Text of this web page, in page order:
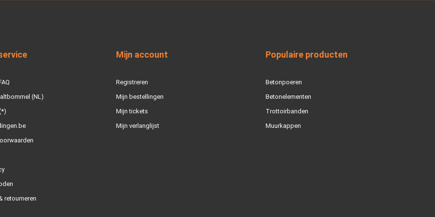
(NL)
retourneren
Mijn account
Registreren
Mijn bestellingen
Mijn tickets
Mijn verlanglijst
Populaire producten
Betonpoeren
Betonelementen
Trottoirbanden
Muurkappen